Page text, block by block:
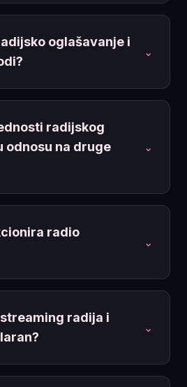
oglašavanje i
⌄
radijskog
odnosu na druge
⌄
radio
⌄
streaming radija i
⌄